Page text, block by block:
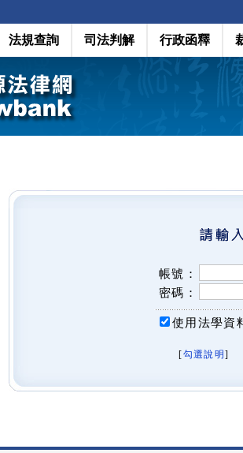
法規查詢 司法判解 行政函釋
帳號：
密碼：
使用法學資
[勾選說明 ]